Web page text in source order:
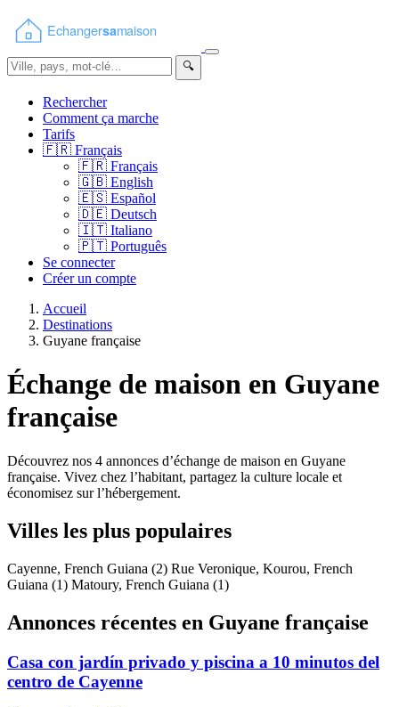
🔍
Rechercher
Comment ça marche
Tarifs
🇫🇷 Français
🇫🇷 Français
🇬🇧 English
🇪🇸 Español
🇩🇪 Deutsch
🇮🇹 Italiano
🇵🇹 Português
Se connecter
Créer un compte
Accueil
Destinations
Guyane française
Échange de maison en Guyane
française
Découvrez nos 4 annonces d’échange de maison en Guyane
française. Vivez chez l’habitant, partagez la culture locale et
économisez sur l’hébergement.
Villes les plus populaires
Cayenne, French Guiana (2) Rue Veronique, Kourou, French
Guiana (1) Matoury, French Guiana (1)
Annonces récentes en Guyane française
Casa con jardín privado y piscina a 10 minutos del
centro de Cayenne